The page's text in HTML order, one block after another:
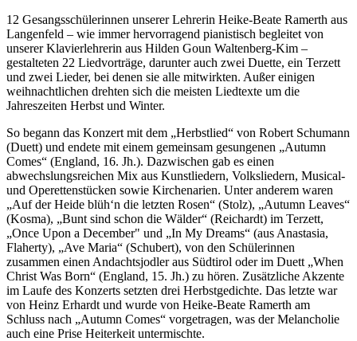
12 Gesangsschülerinnen unserer Lehrerin Heike-Beate Ramerth aus
Langenfeld – wie immer hervorragend pianistisch begleitet von
unserer Klavierlehrerin aus Hilden Goun Waltenberg-Kim –
gestalteten 22 Liedvorträge, darunter auch zwei Duette, ein Terzett
und zwei Lieder, bei denen sie alle mitwirkten. Außer einigen
weihnachtlichen drehten sich die meisten Liedtexte um die
Jahreszeiten Herbst und Winter.
So begann das Konzert mit dem „Herbstlied“ von Robert Schumann
(Duett) und endete mit einem gemeinsam gesungenen „Autumn
Comes“ (England, 16. Jh.). Dazwischen gab es einen
abwechslungsreichen Mix aus Kunstliedern, Volksliedern, Musical-
und Operettenstücken sowie Kirchenarien. Unter anderem waren
„Auf der Heide blüh‘n die letzten Rosen“ (Stolz), „Autumn Leaves“
(Kosma), „Bunt sind schon die Wälder“ (Reichardt) im Terzett,
„Once Upon a December" und „In My Dreams“ (aus Anastasia,
Flaherty), „Ave Maria“ (Schubert), von den Schülerinnen
zusammen einen Andachtsjodler aus Südtirol oder im Duett „When
Christ Was Born“ (England, 15. Jh.) zu hören. Zusätzliche Akzente
im Laufe des Konzerts setzten drei Herbstgedichte. Das letzte war
von Heinz Erhardt und wurde von Heike-Beate Ramerth am
Schluss nach „Autumn Comes“ vorgetragen, was der Melancholie
auch eine Prise Heiterkeit untermischte.